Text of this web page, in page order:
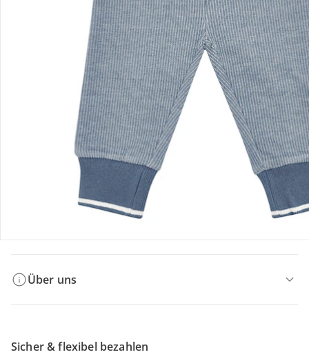
Bestellung & Lieferung
Retoure & Reklamation
Gutscheine & Aktionen
Kontakt & Service
Über uns
Sicher & flexibel bezahlen